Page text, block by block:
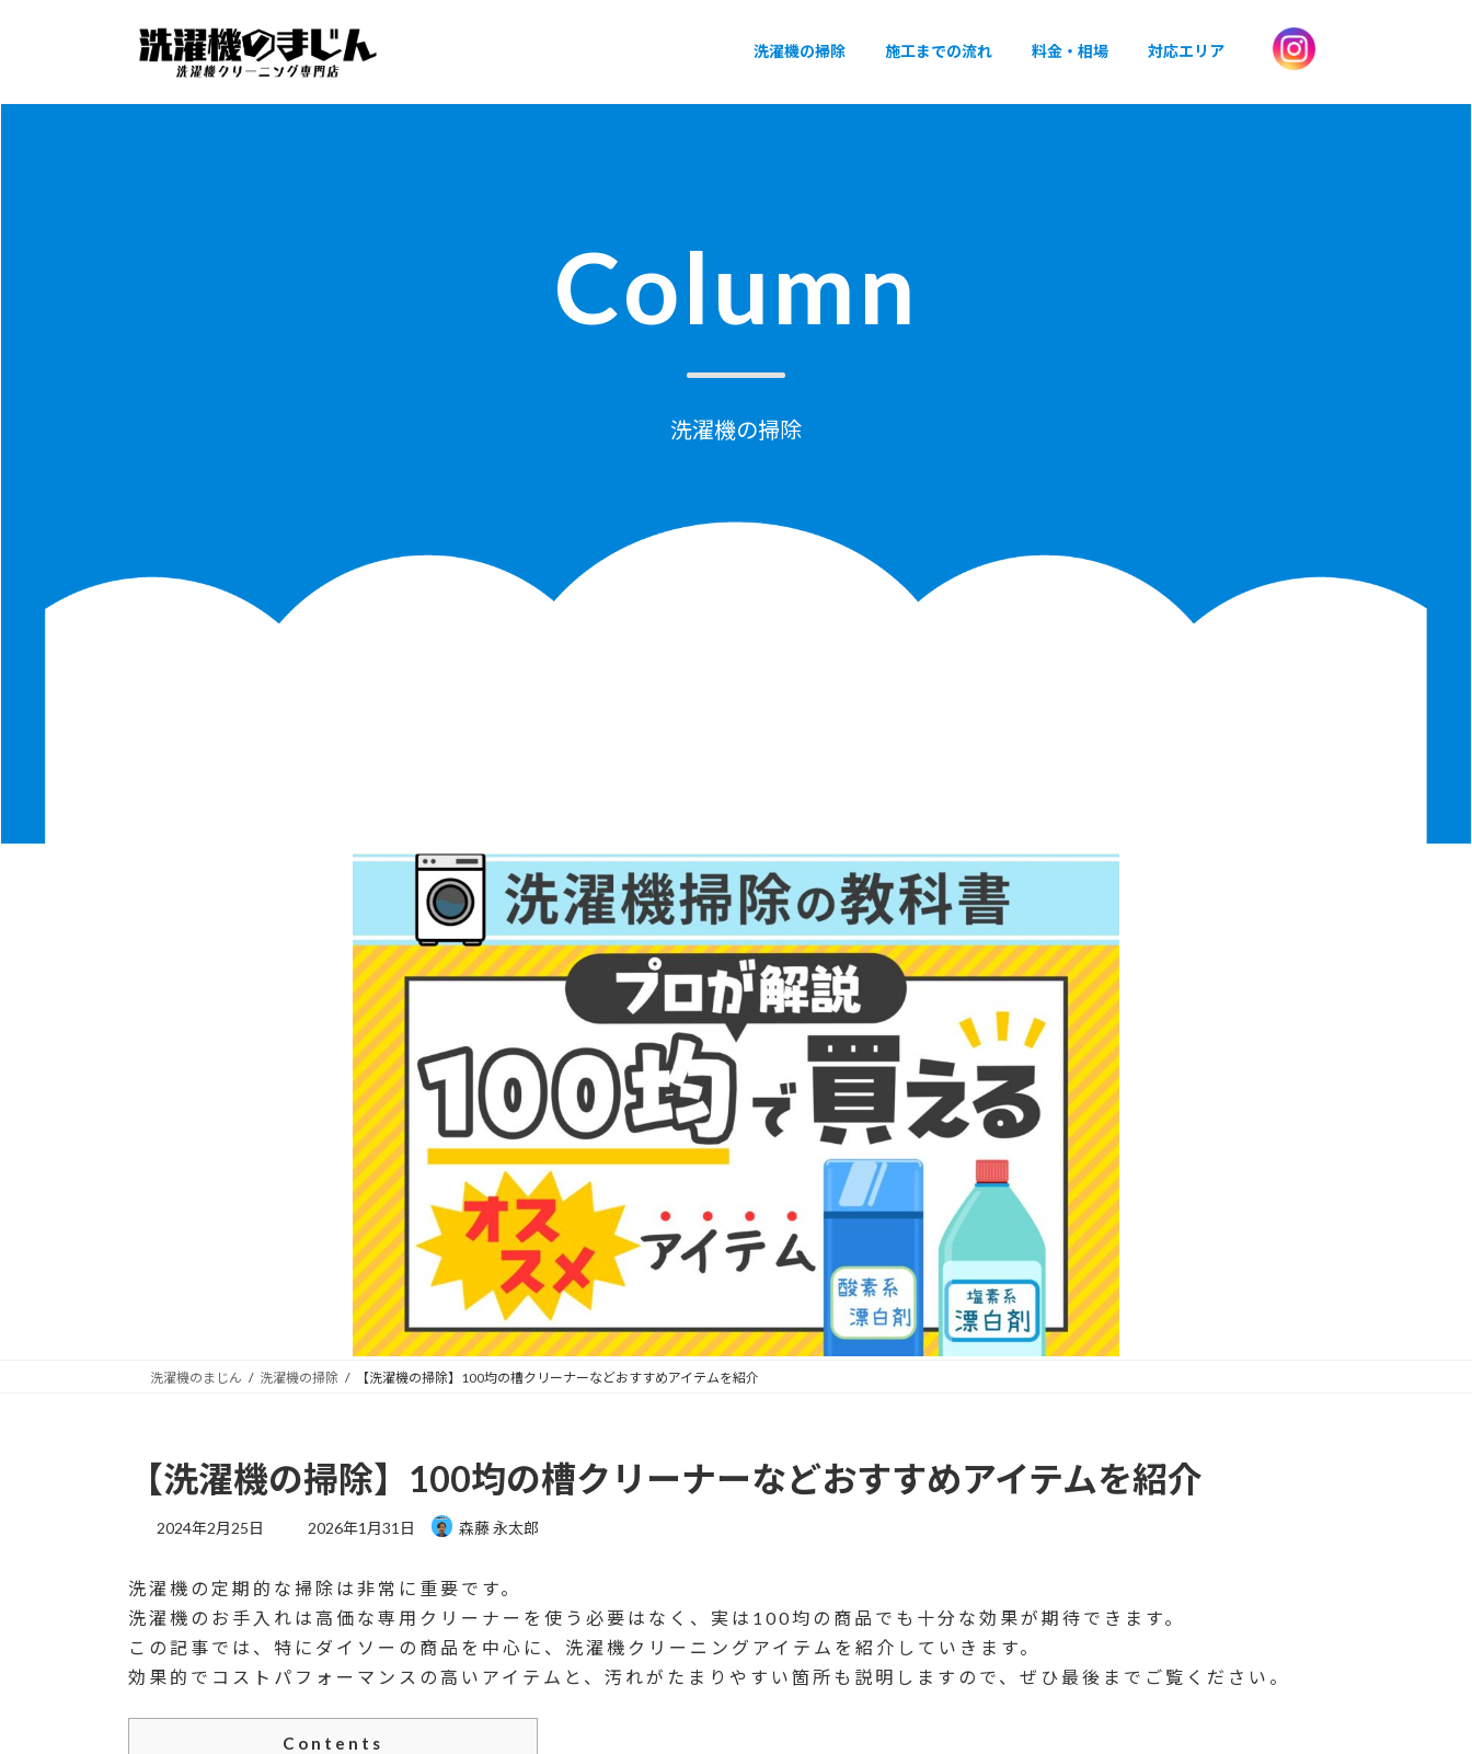
洗濯機の掃除 施工までの流れ 料金・相場 対応エリア
Column
洗濯機の掃除
洗濯機のまじん 洗濯機の掃除 【洗濯機の掃除】100均の槽クリーナーなどおすすめアイテムを紹介
【洗濯機の掃除】100均の槽クリーナーなどおすすめアイテムを紹介
2024年2月25日
最
新
日
時
:
2026年1月31日 森藤 永太郎
洗濯機の定期的な掃除は非常に重要です。
洗濯機のお手入れは高価な専用クリーナーを使う必要はなく、実は100均の商品でも十分な効果が期待できます。
この記事では、特にダイソーの商品を中心に、洗濯機クリーニングアイテムを紹介していきます。
効果的でコストパフォーマンスの高いアイテムと、汚れがたまりやすい箇所も説明しますので、ぜひ最後までご覧ください。
Contents